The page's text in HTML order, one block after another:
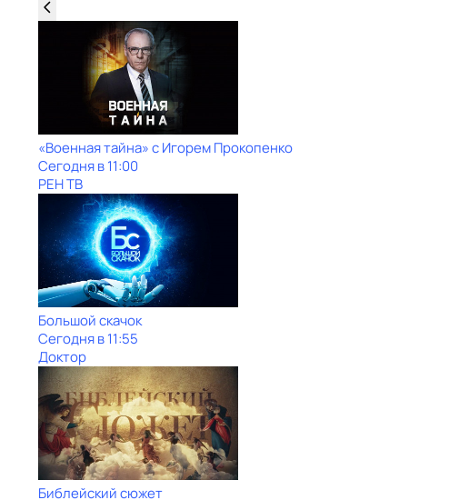
«Военная тайна» с Игорем Прокопенко
Сегодня в 11:00
РЕН ТВ
Большой скачок
Сегодня в 11:55
Доктор
Библейский сюжет